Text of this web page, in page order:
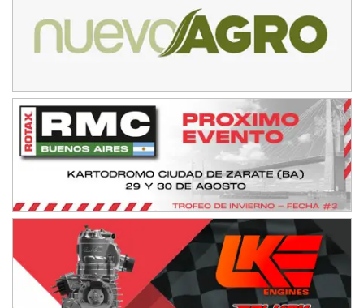
NORESTE SANTAFESINO - F6
Ciudad de Avellaneda (Asfalto)
Avellaneda (Santa Fe)
José Samuel Sánchez (Tierra)
Rufino (Santa Fe)
TUCUMANO - F5
Juan Navarro (Asfalto)
El Timbó (Tucumán)